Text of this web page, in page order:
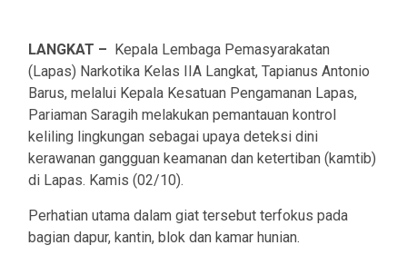
LANGKAT –
Kepala Lembaga Pemasyarakatan
(Lapas) Narkotika Kelas IIA Langkat, Tapianus Antonio
Barus, melalui Kepala Kesatuan Pengamanan Lapas,
Pariaman Saragih melakukan pemantauan kontrol
keliling lingkungan sebagai upaya deteksi dini
kerawanan gangguan keamanan dan ketertiban (kamtib)
di Lapas. Kamis (02/10).
Perhatian utama dalam giat tersebut terfokus pada
bagian dapur, kantin, blok dan kamar hunian.